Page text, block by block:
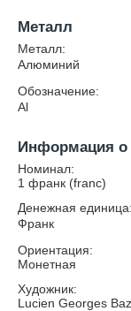
Металл
Металл:
Алюминий
Обозначение:
Al
Информация о
Номинал:
1 франк (franc)
Денежная единица:
Франк
Ориентация:
Монетная
Художник:
Lucien Georges